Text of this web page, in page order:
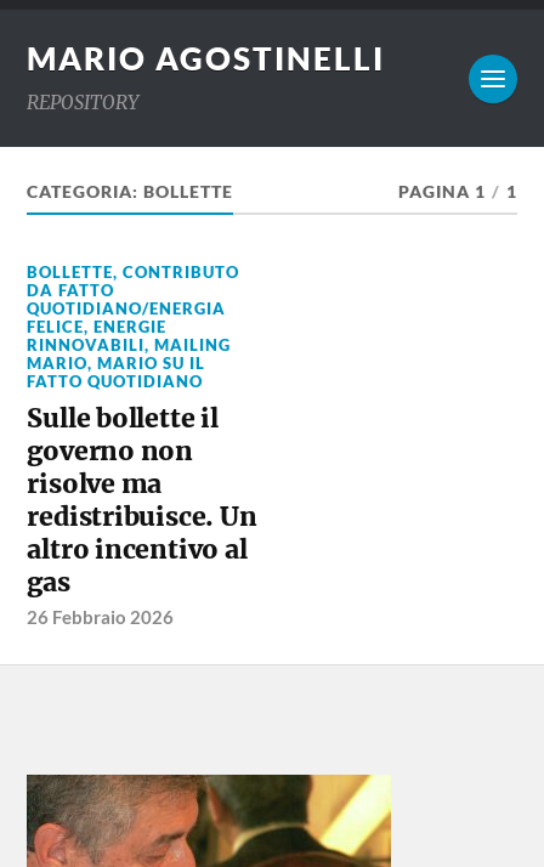
MARIO AGOSTINELLI
REPOSITORY
CATEGORIA:BOLLETTE PAGINA 1 / 1
BOLLETTE,CONTRIBUTO
DA FATTO
QUOTIDIANO/ENERGIA
FELICE,ENERGIE
RINNOVABILI,MAILING
MARIO,MARIO SU IL
FATTO QUOTIDIANO
Sulle bollette il
governo non
risolve ma
redistribuisce. Un
altro incentivo al
gas
26 Febbraio 2026